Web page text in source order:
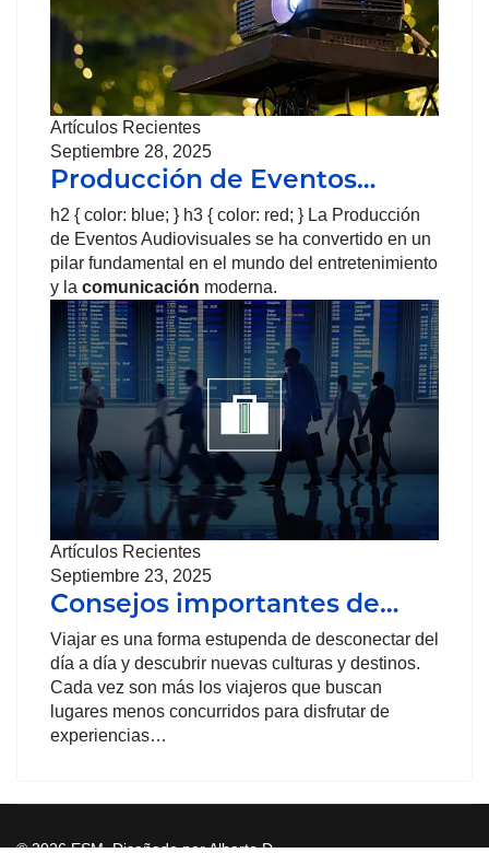
Artículos Recientes
Septiembre 28, 2025
Producción de Eventos…
h2 { color: blue; } h3 { color: red; } La Producción
de Eventos Audiovisuales se ha convertido en un
pilar fundamental en el mundo del entretenimiento
y la comunicación moderna.
Artículos Recientes
Septiembre 23, 2025
Consejos importantes de…
Viajar es una forma estupenda de desconectar del
día a día y descubrir nuevas culturas y destinos.
Cada vez son más los viajeros que buscan
lugares menos concurridos para disfrutar de
experiencias…
© 2026 ESM. Diseñado por Alberto D.